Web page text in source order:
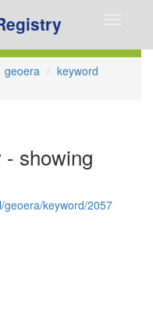
geoera
keyword
- showing
geoera/keyword/2057